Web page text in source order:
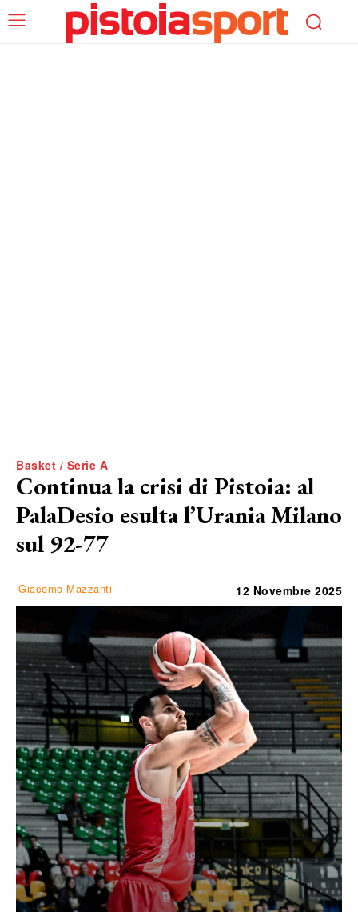
Basket / Serie A
Continua la crisi di Pistoia: al
PalaDesio esulta l’Urania Milano
sul 92-77
Giacomo Mazzanti 12 Novembre 2025